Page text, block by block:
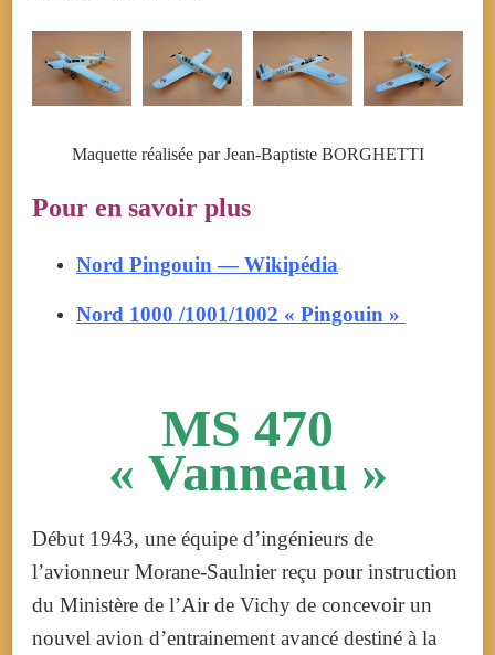
Maquette réalisée par Jean-Baptiste BORGHETTI
Pour en savoir plus
Nord Pingouin — Wikipédia
Nord 1000 /1001/1002 « Pingouin »
MS 470
« Vanneau »
Début 1943, une équipe d’ingénieurs de
l’avionneur Morane-Saulnier reçu pour instruction
du Ministère de l’Air de Vichy de concevoir un
nouvel avion d’entrainement avancé destiné à la